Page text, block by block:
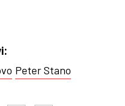
Peter Stano